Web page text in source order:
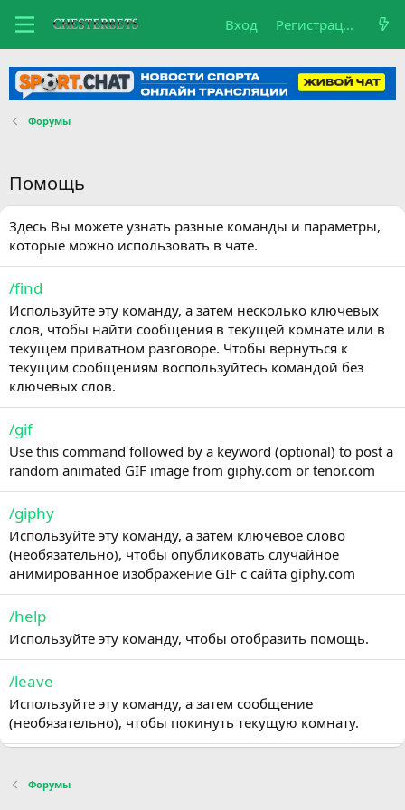
Вход Регистрация
Форумы
Помощь
Здесь Вы можете узнать разные команды и параметры,
которые можно использовать в чате.
/find
Используйте эту команду, а затем несколько ключевых
слов, чтобы найти сообщения в текущей комнате или в
текущем приватном разговоре. Чтобы вернуться к
текущим сообщениям воспользуйтесь командой без
ключевых слов.
/gif
Use this command followed by a keyword (optional) to post a
random animated GIF image from giphy.com or tenor.com
/giphy
Используйте эту команду, а затем ключевое слово
(необязательно), чтобы опубликовать случайное
анимированное изображение GIF с сайта giphy.com
/help
Используйте эту команду, чтобы отобразить помощь.
/leave
Используйте эту команду, а затем сообщение
(необязательно), чтобы покинуть текущую комнату.
Используйте эту команду, а затем короткое сообщение,
Форумы